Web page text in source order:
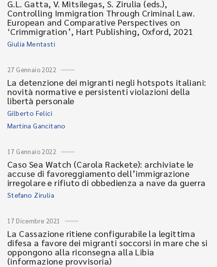
G.L. Gatta, V. Mitsilegas, S. Zirulia (eds.),
Controlling Immigration Through Criminal Law.
European and Comparative Perspectives on
‘Crimmigration’, Hart Publishing, Oxford, 2021
Giulia Mentasti
27 Gennaio 2022
La detenzione dei migranti negli hotspots italiani:
novità normative e persistenti violazioni della
libertà personale
Gilberto Felici
Martina Gancitano
17 Gennaio 2022
Caso Sea Watch (Carola Rackete): archiviate le
accuse di favoreggiamento dell’immigrazione
irregolare e rifiuto di obbedienza a nave da guerra
Stefano Zirulia
17 Dicembre 2021
La Cassazione ritiene configurabile la legittima
difesa a favore dei migranti soccorsi in mare che si
oppongono alla riconsegna alla Libia
(informazione provvisoria)